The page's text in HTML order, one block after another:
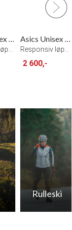
Asics Unisex Løpesko Superblast 3 Asics Unisex Løpesko Superblast 3
2 600,-
Rulleski